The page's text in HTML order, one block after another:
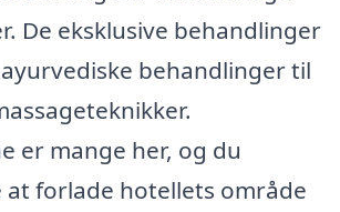
De eksklusive behandlinger
behandlinger til
er mange her, og du
at forlade hotellets område